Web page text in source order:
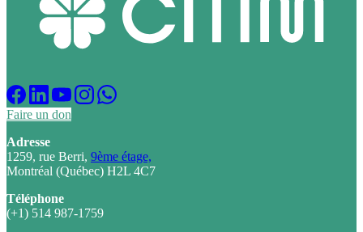
Faire un don
Adresse
1259, rue Berri, 9ème étage,
Montréal (Québec) H2L 4C7
Téléphone
(+1) 514 987-1759